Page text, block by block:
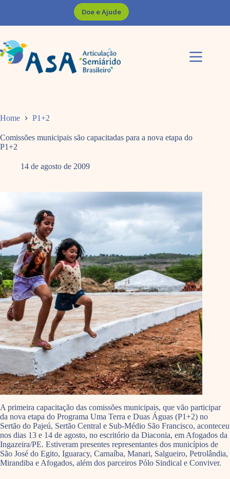
Doe e Ajude
Home P1+2
Comissões municipais são capacitadas para a nova etapa do
P1+2
14 de agosto de 2009
A primeira capacitação das comissões municipais, que vão participar
da nova etapa do Programa Uma Terra e Duas Águas (P1+2) no
Sertão do Pajeú, Sertão Central e Sub-Médio São Francisco, aconteceu
nos dias 13 e 14 de agosto, no escritório da Diaconia, em Afogados da
Ingazeira/PE. Estiveram presentes representantes dos municípios de
São José do Egito, Iguaracy, Carnaíba, Manari, Salgueiro, Petrolândia,
Mirandiba e Afogados, além dos parceiros Pólo Sindical e Conviver.